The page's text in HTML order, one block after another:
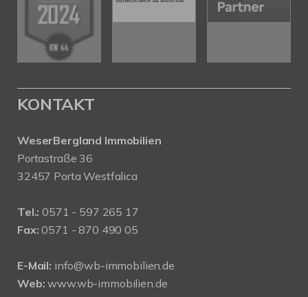
KONTAKT
WeserBergland Immobilien
Portastraße 36
32457 Porta Westfalica
Tel.: 0571 - 597 265 17
Fax: 0571 - 870 490 05
E-Mail: info@wb-immobilien.de
Web: www.wb-immobilien.de